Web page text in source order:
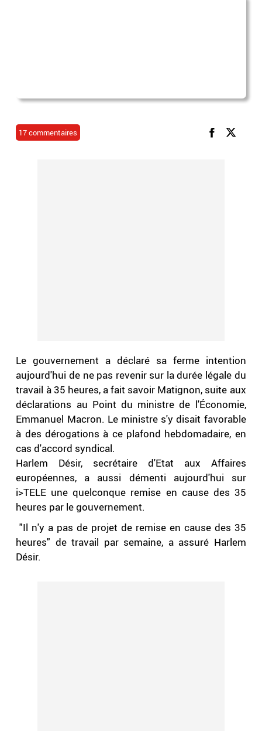
17 commentaires
Le gouvernement a déclaré sa ferme intention
aujourd'hui de ne pas revenir sur la durée légale du
travail à 35 heures, a fait savoir Matignon, suite aux
déclarations au Point du ministre de l'Économie,
Emmanuel Macron. Le ministre s'y disait favorable
à des dérogations à ce plafond hebdomadaire, en
cas d'accord syndical.
Harlem Désir, secrétaire d'Etat aux Affaires
européennes, a aussi démenti aujourd'hui sur
i>TELE une quelconque remise en cause des 35
heures par le gouvernement.
"Il n'y a pas de projet de remise en cause des 35
heures" de travail par semaine, a assuré Harlem
Désir.